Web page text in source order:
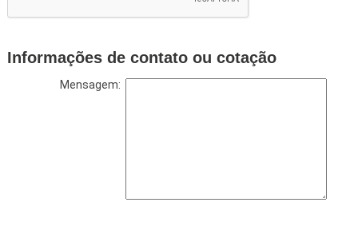
Informações de contato ou cotação
Mensagem: